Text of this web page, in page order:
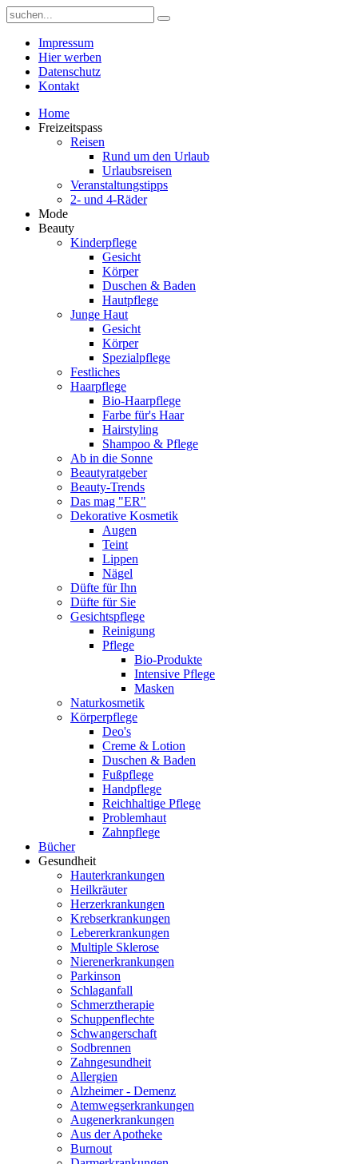
Impressum
Hier werben
Datenschutz
Kontakt
Home
Freizeitspass
Reisen
Rund um den Urlaub
Urlaubsreisen
Veranstaltungstipps
2- und 4-Räder
Mode
Beauty
Kinderpflege
Gesicht
Körper
Duschen & Baden
Hautpflege
Junge Haut
Gesicht
Körper
Spezialpflege
Festliches
Haarpflege
Bio-Haarpflege
Farbe für's Haar
Hairstyling
Shampoo & Pflege
Ab in die Sonne
Beautyratgeber
Beauty-Trends
Das mag "ER"
Dekorative Kosmetik
Augen
Teint
Lippen
Nägel
Düfte für Ihn
Düfte für Sie
Gesichtspflege
Reinigung
Pflege
Bio-Produkte
Intensive Pflege
Masken
Naturkosmetik
Körperpflege
Deo's
Creme & Lotion
Duschen & Baden
Fußpflege
Handpflege
Reichhaltige Pflege
Problemhaut
Zahnpflege
Bücher
Gesundheit
Hauterkrankungen
Heilkräuter
Herzerkrankungen
Krebserkrankungen
Lebererkrankungen
Multiple Sklerose
Nierenerkrankungen
Parkinson
Schlaganfall
Schmerztherapie
Schuppenflechte
Schwangerschaft
Sodbrennen
Zahngesundheit
Allergien
Alzheimer - Demenz
Atemwegserkrankungen
Augenerkrankungen
Aus der Apotheke
Burnout